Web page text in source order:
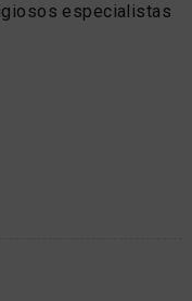
especialistas